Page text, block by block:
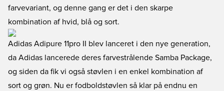
farvevariant, og denne gang er det i den skarpe
kombination af hvid, blå og sort.
Adidas Adipure 11pro II blev lanceret i den nye generation,
da Adidas lancerede deres farvestrålende Samba Package,
og siden da fik vi også støvlen i en enkel kombination af
sort og grøn. Nu er fodboldstøvlen så klar på endnu en